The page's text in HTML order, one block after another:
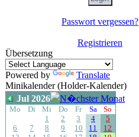
Passwort vergessen?
Registrieren
Übersetzung
Powered by
Translate
Minikalender (Holder-Kalender)
Jul 2026
Mo Di Mi Do Fr Sa
So
1
2 3 4
5
6
7 8 9 10 11
12